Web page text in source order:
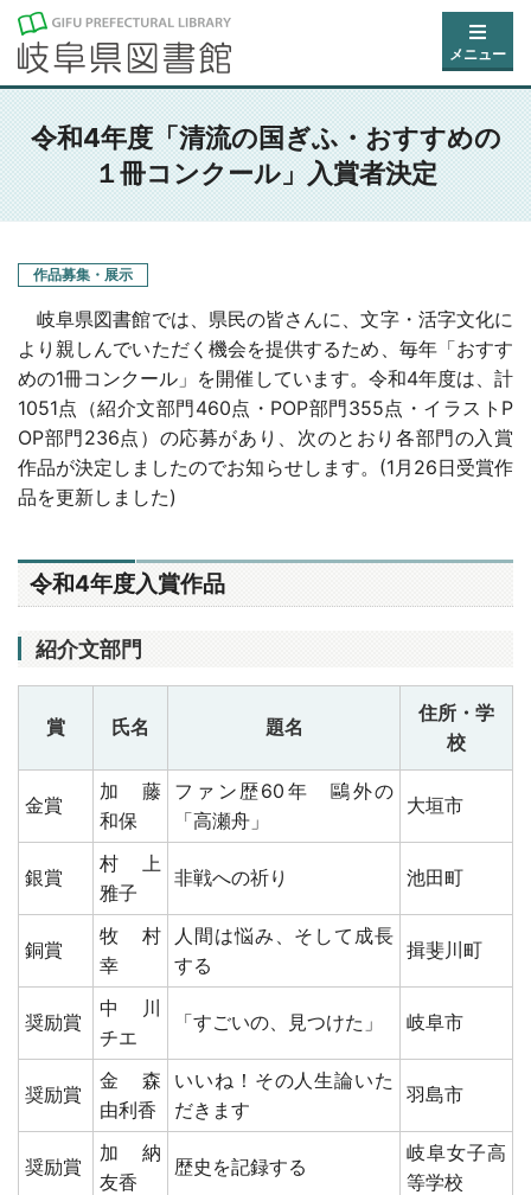
メニュー
令和4年度「清流の国ぎふ・おすすめの
１冊コンクール」入賞者決定
作品募集・展示
岐阜県図書館では、県民の皆さんに、文字・活字文化に
より親しんでいただく機会を提供するため、毎年「おすす
めの1冊コンクール」を開催しています。令和4年度は、計
1051点（紹介文部門460点・POP部門355点・イラストP
OP部門236点）の応募があり、次のとおり各部門の入賞
作品が決定しましたのでお知らせします。(1月26日受賞作
品を更新しました)
令和4年度入賞作品
紹介文部門
賞 氏名 題名
住所・学
校
金賞
加藤
和保
ファン歴60年 鷗外の
「高瀬舟」
大垣市
銀賞
村上
雅子
非戦への祈り 池田町
銅賞
牧村
幸
人間は悩み、そして成長
する
揖斐川町
奨励賞
中川
チエ
「すごいの、見つけた」 岐阜市
奨励賞
金森
由利香
いいね！その人生論いた
だきます
羽島市
奨励賞
加納
友香
歴史を記録する
岐阜女子高
等学校